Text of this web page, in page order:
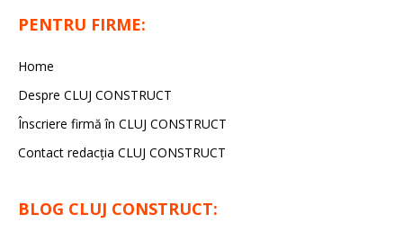
PENTRU FIRME:
Home
Despre CLUJ CONSTRUCT
Înscriere firmă în CLUJ CONSTRUCT
Contact redacția CLUJ CONSTRUCT
BLOG CLUJ CONSTRUCT: